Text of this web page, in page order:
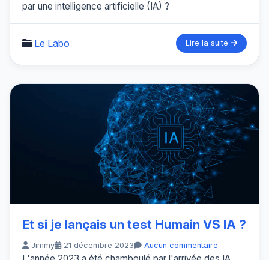
par une intelligence artificielle (IA) ?
Le Labo Lire la suite
Et si je lançais un test Humain VS IA ?
Jimmy 21 décembre 2023 Aucun commentaire